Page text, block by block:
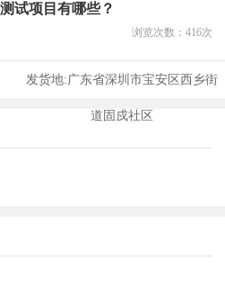
试项目有哪些？
浏览次数： 416次
发货地:广东省深圳市宝安区西乡街
道固戍社区